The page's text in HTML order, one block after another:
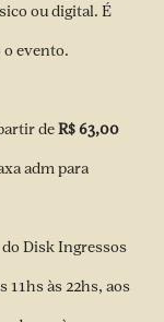
ou digital. É
evento.
deR$ 63,00
adm para
Disk Ingressos
11hs às 22hs, aos